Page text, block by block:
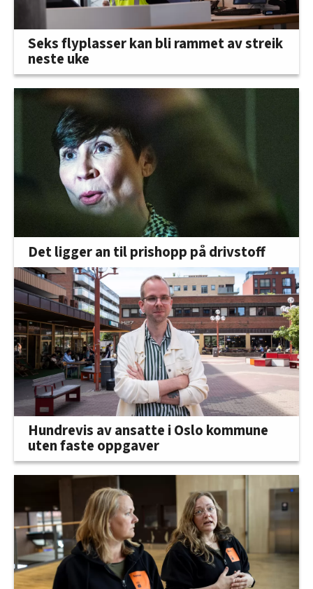
Seks flyplasser kan bli rammet av streik
neste uke
Det ligger an til prishopp på drivstoff
Hundrevis av ansatte i Oslo kommune
uten faste oppgaver